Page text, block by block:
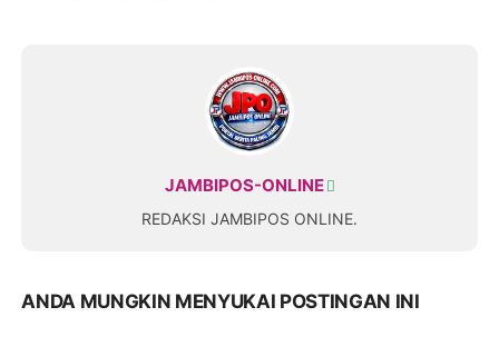
JAMBIPOS-ONLINE
REDAKSI JAMBIPOS ONLINE.
ANDA MUNGKIN MENYUKAI POSTINGAN INI